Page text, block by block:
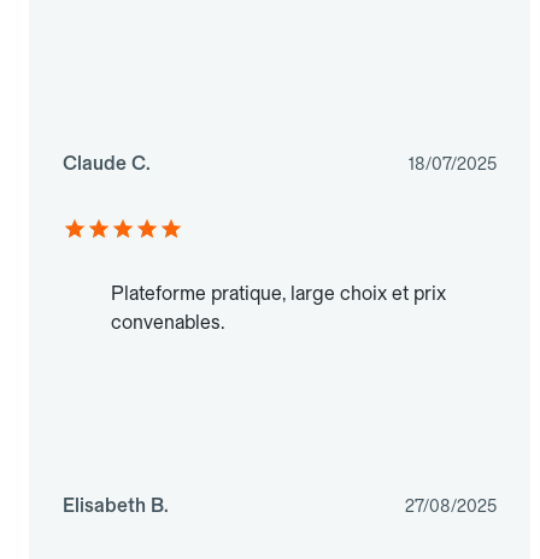
Claude C. 18/07/2025
Plateforme pratique, large choix et prix
convenables.
Elisabeth B. 27/08/2025